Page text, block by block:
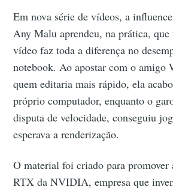
Em nova série de vídeos, a
Any Malu aprendeu, na prática, que
vídeo faz toda a diferença no
notebook. Ao apostar com o amigo
quem editaria mais rápido, ela
próprio computador, enquanto o
disputa de velocidade, conseguiu
esperava a renderização.
O material foi criado para promover
RTX da NVIDIA, empresa que